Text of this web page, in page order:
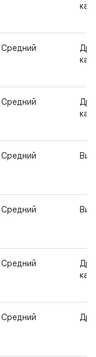
Средний
Средний
Средний
Средний
Средний
Средний